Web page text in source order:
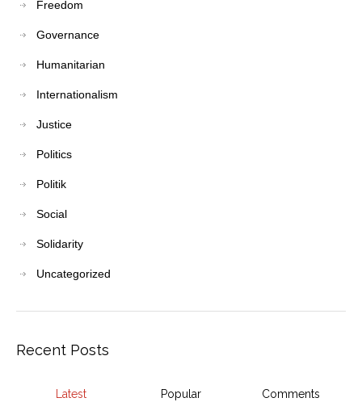
Freedom
Governance
Humanitarian
Internationalism
Justice
Politics
Politik
Social
Solidarity
Uncategorized
Recent Posts
Latest Popular Comments